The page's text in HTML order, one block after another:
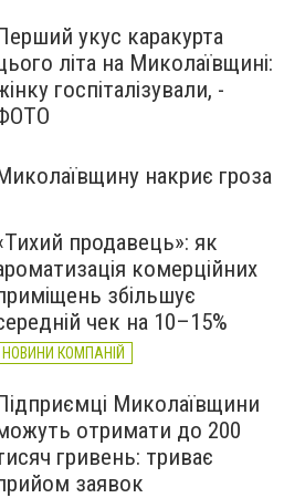
укус каракурта
літа на Миколаївщині:
госпіталізували, -
накриє гроза
продавець»: як
комерційних
збільшує
чек на 10–15%
НОВИНИ КОМПАНІЙ
Миколаївщини
отримати до 200
гривень: триває
заявок